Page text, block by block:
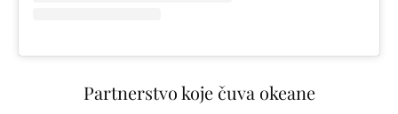
Partnerstvo koje čuva okeane